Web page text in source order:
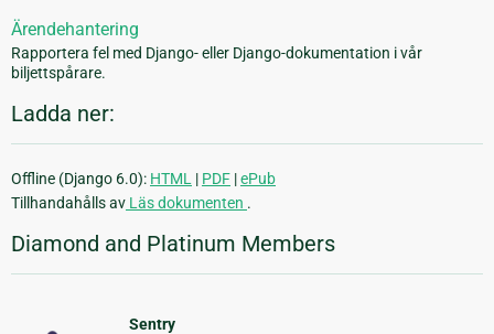
Ärendehantering
Rapportera fel med Django- eller Django-dokumentation i vår
biljettspårare.
Ladda ner:
Offline (Django 6.0): HTML | PDF |ePub
Tillhandahålls av Läs dokumenten .
Diamond and Platinum Members
Sentry